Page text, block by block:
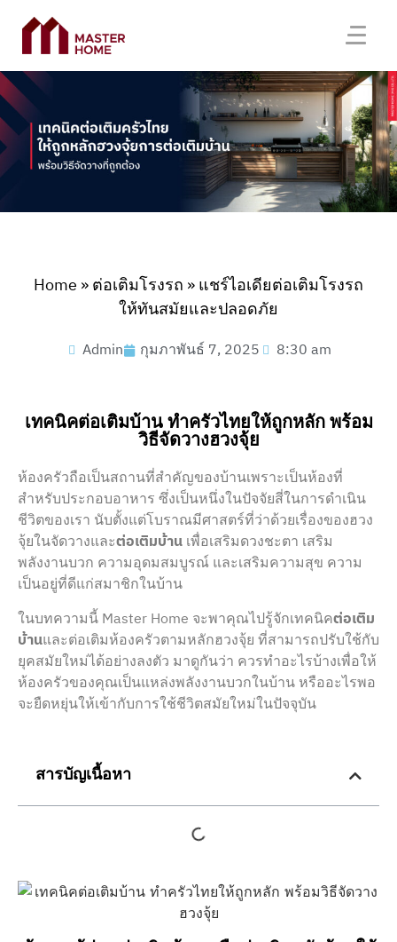
Home »ต่อเติมโรงรถ »แชร์ไอเดียต่อเติมโรงรถ
ให้ทันสมัยและปลอดภัย
Admin กุมภาพันธ์ 7, 2025 8:30 am
เทคนิคต่อเติมบ้าน ทำครัวไทยให้ถูกหลัก พร้อม
วิธีจัดวางฮวงจุ้ย
ห้องครัวถือเป็นสถานที่สำคัญของบ้านเพราะเป็นห้องที่
สำหรับประกอบอาหาร ซึ่งเป็นหนึ่งในปัจจัยสี่ในการดำเนิน
ชีวิตของเรา นับตั้งแต่โบราณมีศาสตร์ที่ว่าด้วยเรื่องของฮวง
จุ้ยในจัดวางและต่อเติมบ้านเพื่อเสริมดวงชะตา เสริม
พลังงานบวก ความอุดมสมบูรณ์ และเสริมความสุข ความ
เป็นอยู่ที่ดีแก่สมาชิกในบ้าน
ในบทความนี้ Master Home จะพาคุณไปรู้จักเทคนิคต่อเติม
บ้านและต่อเติมห้องครัวตามหลักฮวงจุ้ย ที่สามารถปรับใช้กับ
ยุคสมัยใหม่ได้อย่างลงตัว มาดูกันว่า ควรทำอะไรบ้างเพื่อให้
ห้องครัวของคุณเป็นแหล่งพลังงานบวกในบ้าน หรืออะไรพอ
จะยืดหยุ่นให้เข้ากับการใช้ชีวิตสมัยใหม่ในปัจจุบัน
สารบัญเนื้อหา